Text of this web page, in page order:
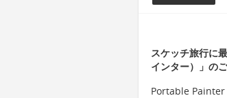
スケッチ旅行に
インター）」の
Portable Painter